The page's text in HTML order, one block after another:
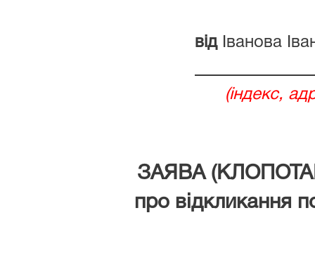
відІванова
(індекс,
ЗАЯВА
про відкликання